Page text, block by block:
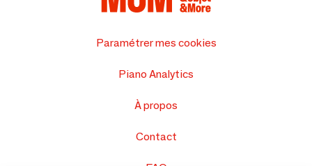
Paramétrer mes cookies
Piano Analytics
À propos
Contact